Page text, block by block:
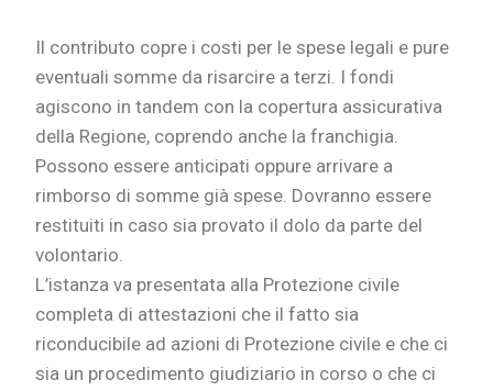
Il contributo copre i costi per le spese legali e pure
eventuali somme da risarcire a terzi. I fondi
agiscono in tandem con la copertura assicurativa
della Regione, coprendo anche la franchigia.
Possono essere anticipati oppure arrivare a
rimborso di somme già spese. Dovranno essere
restituiti in caso sia provato il dolo da parte del
volontario.
L’istanza va presentata alla Protezione civile
completa di attestazioni che il fatto sia
riconducibile ad azioni di Protezione civile e che ci
sia un procedimento giudiziario in corso o che ci